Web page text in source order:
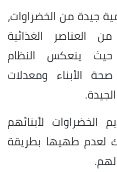
جيدة من الخضراوات،
من العناصر الغذائية
حيث ينعكس النظام
الأبناء ومعدلات
الخضراوات لأبنائهم
لعدم طهيها بطريقة